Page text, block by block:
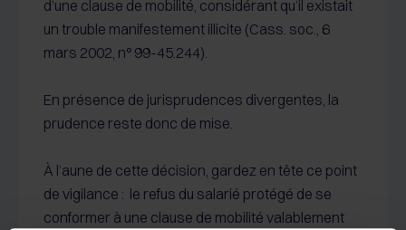
d’une clause de mobilité, considérant qu’il existait
un trouble manifestement illicite (Cass. soc., 6
mars 2002, n° 99-45.244).
En présence de jurisprudences divergentes, la
prudence reste donc de mise.
À l’aune de cette décision, gardez en tête ce point
de vigilance : le refus du salarié protégé de se
conformer à une clause de mobilité valablement